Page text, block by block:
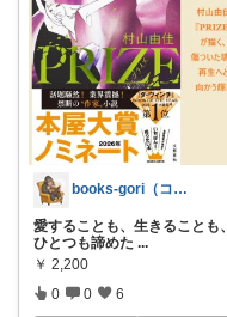
books-gori（コミック・本など）
愛することも、生きることも、
ひとつも諦めた ...
￥ 2,200
0 0 6